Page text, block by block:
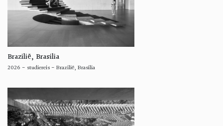
Brazilië, Brasilia
2026 - studiereis - Brazilië, Brasilia